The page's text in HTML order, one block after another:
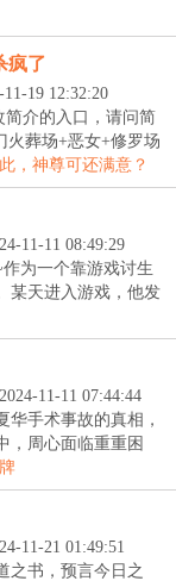
疯了
19 12:32:20
介的入口，请问简
火葬场+恶女+修罗场
，神尊可还满意？
11-11 08:49:29
为一个靠游戏讨生
某天进入游戏，他发
11-11 07:44:44
华手术事故的真相，
，周心面临重重困
11-21 01:49:51
之书，预言今日之